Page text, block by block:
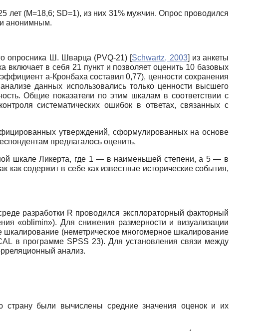
лет (M=18,6; SD=1), из них 31% мужчин. Опрос проводился
анонимным.
опросника Ш. Шварца (PVQ-21) [Schwartz, 2003] из анкеты
включает в себя 21 пункт и позволяет оценить 10 базовых
а-Кронбаха составил 0,77), ценности сохранения
данных использовались только ценности высшего
Общие показатели по этим шкалам в соответствии с
систематических ошибок в ответах, связанных с
утверждений, сформулированных на основе
предлагалось оценить,
шкале Ликерта, где 1 — в наименьшей степени, а 5 — в
содержит в себе как известные исторические события,
разработки R проводился эксплораторный факторный
«oblimin»). Для снижения размерности и визуализации
шкалирование (неметрическое многомерное шкалирование
в программе SPSS 23). Для установления связи между
анализ.
страну были вычислены средние значения оценок и их